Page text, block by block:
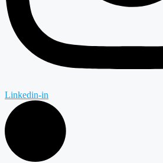
Linkedin-in